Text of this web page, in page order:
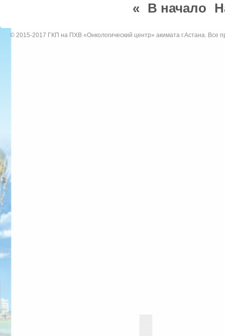
« В начало
© 2015-2017 ГКП на ПХВ «Онкологический центр» акимата г.Астана. Все